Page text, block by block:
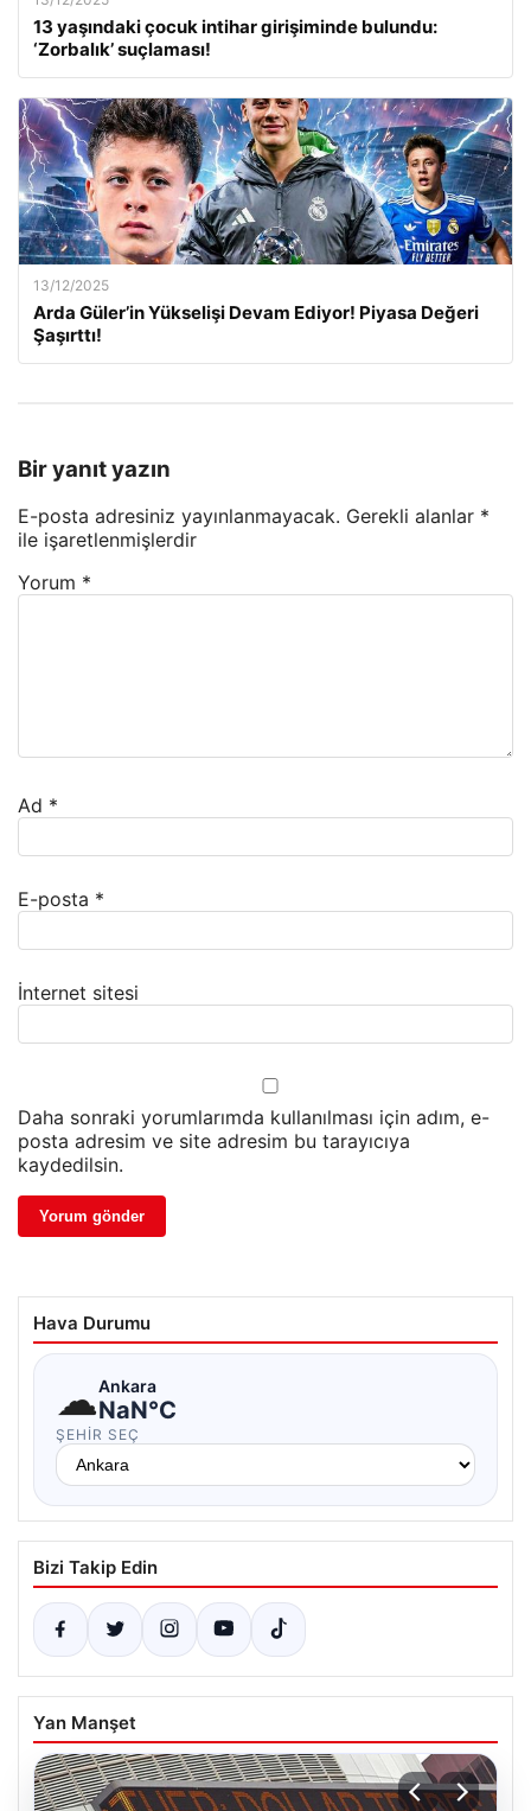
13 yaşındaki çocuk intihar girişiminde bulundu:
‘Zorbalık’ suçlaması!
13/12/2025
Arda Güler’in Yükselişi Devam Ediyor! Piyasa Değeri
Şaşırttı!
Bir yanıt yazın
E-posta adresiniz yayınlanmayacak. Gerekli alanlar *
ile işaretlenmişlerdir
Yorum *
Ad *
E-posta *
İnternet sitesi
Daha sonraki yorumlarımda kullanılması için adım, e-
posta adresim ve site adresim bu tarayıcıya
kaydedilsin.
Hava Durumu
☁Ankara
NaN°C
ŞEHIR SEÇ
Bizi Takip Edin
Yan Manşet